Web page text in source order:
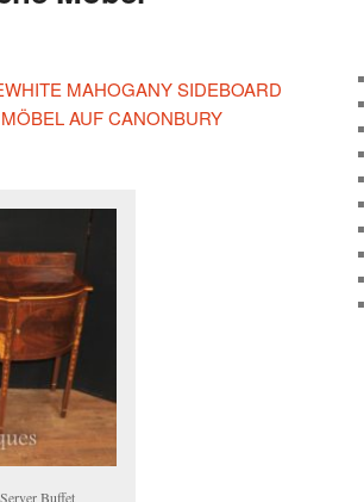
MAHOGANY SIDEBOARD
AUF CANONBURY
Buffet